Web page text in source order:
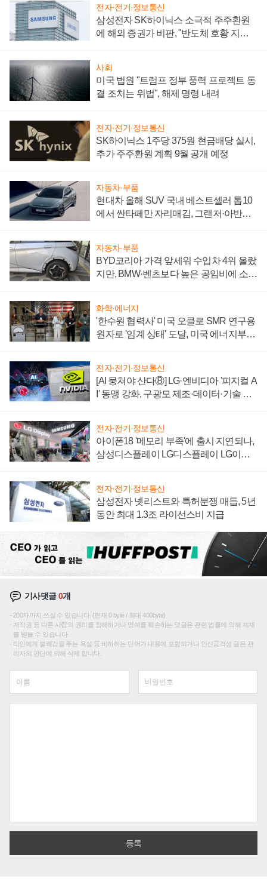
전자·전기·정보통신
삼성전자 SK하이닉스 소극적 주주환원
에 해외 증권가 비판, "반도체 호황 지속
사회
미국 법원 "트럼프 정부 풍력 프로젝트 동
결 조치는 위법", 해제 명령 내려
전자·전기·정보통신
SK하이닉스 1주당 375원 현금배당 실시,
추가 주주환원 계획 9월 공개 예정
자동차·부품
현대차 올해 SUV 국내 베스트셀러 톱10
에서 싼타페만 자리매김, 그랜저·아반떼
자동차·부품
BYD코리아 가격 앞세워 수입차 4위 올랐
지만, BMW·벤츠보다 높은 공임비에 소비
화학·에너지
'한수원 협력사' 미국 오클로 SMR 연구용
원자로 '임계 상태' 도달, 미국 에너지부
전자·전기·정보통신
[AI 뭉쳐야 산다⑧] LG·엔비디아 '피지컬 A
I' 동맹 강화, 구광모 제조·데이터·기술 결
전자·전기·정보통신
아이폰18 '메모리 부족'에 출시 지연되나,
삼성디스플레이 LG디스플레이 LG이노
전자·전기·정보통신
삼성전자 넷리스트와 특허분쟁 매듭, 5년
동안 최대 1.3조 라이선스비 지급
기사댓글0개
200자까지 쓰실 수 있습니다. (현재 0 byte / 최대 400byte)
저작권 등 다른 사람의 권리를 침해하거나 명예를 훼손하는 댓글은 관련 법률에 의해 제재
를 받을 수 있습니다.
타인에게 불쾌감을 주는 욕설 등 비하하는 단어가 내용에 포함되거나 인신공격성 글은 관
리자의 판단에 의해 삭제 합니다.